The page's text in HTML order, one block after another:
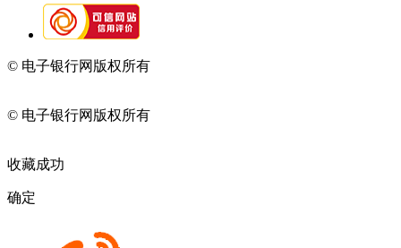
© 电子银行网版权所有
© 电子银行网版权所有
收藏成功
确定